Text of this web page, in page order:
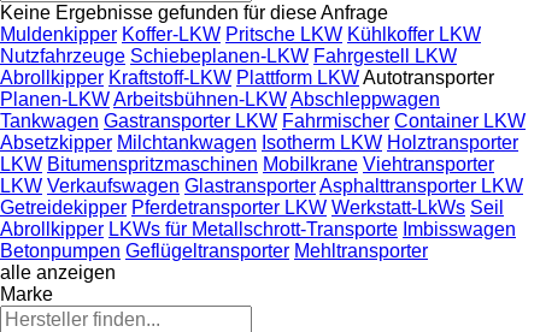
Keine Ergebnisse gefunden für diese Anfrage
Muldenkipper Koffer-LKW Pritsche LKW Kühlkoffer LKW
Nutzfahrzeuge Schiebeplanen-LKW Fahrgestell LKW
Abrollkipper Kraftstoff-LKW Plattform LKWAutotransporter
Planen-LKWArbeitsbühnen-LKWAbschleppwagen
Tankwagen Gastransporter LKW Fahrmischer Container LKW
Absetzkipper Milchtankwagen Isotherm LKW Holztransporter
LKW Bitumenspritzmaschinen Mobilkrane Viehtransporter
LKW Verkaufswagen GlastransporterAsphalttransporter LKW
Getreidekipper Pferdetransporter LKW Werkstatt-LkWs Seil
Abrollkipper LKWs für Metallschrott-Transporte Imbisswagen
Betonpumpen Geflügeltransporter Mehltransporter
alle anzeigen
Marke